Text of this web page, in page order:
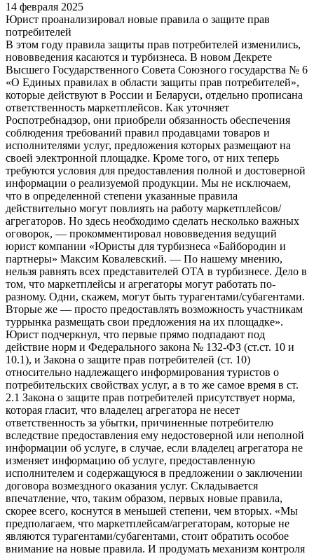
14 февраля 2025
Юрист проанализировал новые правила о защите прав
потребителей
В этом году правила защиты прав потребителей изменились,
нововведения касаются и турбизнеса. В новом Декрете
Высшего Государственного Совета Союзного государства № 6
«О Единых правилах в области защиты прав потребителей»,
которые действуют в России и Беларуси, отдельно прописана
ответственность маркетплейсов. Как уточняет
Роспотребнадзор, они приобрели обязанность обеспечения
соблюдения требований правил продавцами товаров и
исполнителями услуг, предложения которых размещают на
своей электронной площадке. Кроме того, от них теперь
требуются условия для предоставления полной и достоверной
информации о реализуемой продукции. Мы не исключаем,
что в определенной степени указанные правила
действительно могут повлиять на работу маркетплейсов/
агрегаторов. Но здесь необходимо сделать несколько важных
оговорок, — прокомментировал нововведения ведущий
юрист компании «Юристы для турбизнеса «Байбородин и
партнеры» Максим Ковалевский. — По нашему мнению,
нельзя равнять всех представителей ОТА в турбизнесе. Дело в
том, что маркетплейсы и агрегаторы могут работать по-
разному. Одни, скажем, могут быть турагентами/субагентами.
Вторые же — просто предоставлять возможность участникам
туррынка размещать свои предложения на их площадке».
Юрист подчеркнул, что первые прямо подпадают под
действие норм и Федерального закона № 132-ФЗ (ст.ст. 10 и
10.1), и Закона о защите прав потребителей (ст. 10)
относительно надлежащего информирования туристов о
потребительских свойствах услуг, а в то же самое время в ст.
2.1 Закона о защите прав потребителей присутствует норма,
которая гласит, что владелец агрегатора не несет
ответственность за убытки, причиненные потребителю
вследствие предоставления ему недостоверной или неполной
информации об услуге, в случае, если владелец агрегатора не
изменяет информацию об услуге, предоставленную
исполнителем и содержащуюся в предложении о заключении
договора возмездного оказания услуг. Складывается
впечатление, что, таким образом, первых новые правила,
скорее всего, коснутся в меньшей степени, чем вторых. «Мы
предполагаем, что маркетплейсам/агрегаторам, которые не
являются турагентами/субагентами, стоит обратить особое
внимание на новые правила. И продумать механизм контроля